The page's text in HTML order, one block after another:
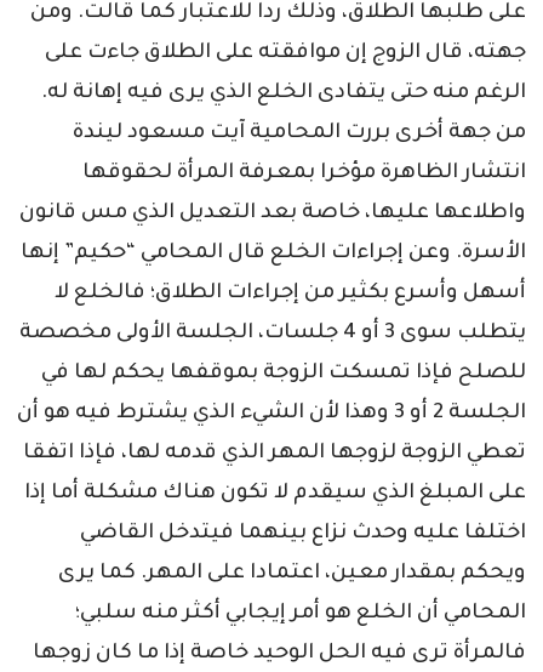
على طلبها الطلاق، وذلك ردا للاعتبار كما قالت. ومن
جهته، قال الزوج إن موافقته على الطلاق جاءت على
الرغم منه حتى يتفادى الخلع الذي يرى فيه إهانة له.
من جهة أخرى بررت المحامية آيت مسعود ليندة
انتشار الظاهرة مؤخرا بمعرفة المرأة لحقوقها
واطلاعها عليها، خاصة بعد التعديل الذي مس قانون
الأسرة. وعن إجراءات الخلع قال المحامي “حكيم” إنها
أسهل وأسرع بكثير من إجراءات الطلاق؛ فالخلع لا
يتطلب سوى 3 أو 4 جلسات، الجلسة الأولى مخصصة
للصلح فإذا تمسكت الزوجة بموقفها يحكم لها في
الجلسة 2 أو 3 وهذا لأن الشيء الذي يشترط فيه هو أن
تعطي الزوجة لزوجها المهر الذي قدمه لها، فإذا اتفقا
على المبلغ الذي سيقدم لا تكون هناك مشكلة أما إذا
اختلفا عليه وحدث نزاع بينهما فيتدخل القاضي
ويحكم بمقدار معين، اعتمادا على المهر. كما يرى
المحامي أن الخلع هو أمر إيجابي أكثر منه سلبي؛
فالمرأة ترى فيه الحل الوحيد خاصة إذا ما كان زوجها